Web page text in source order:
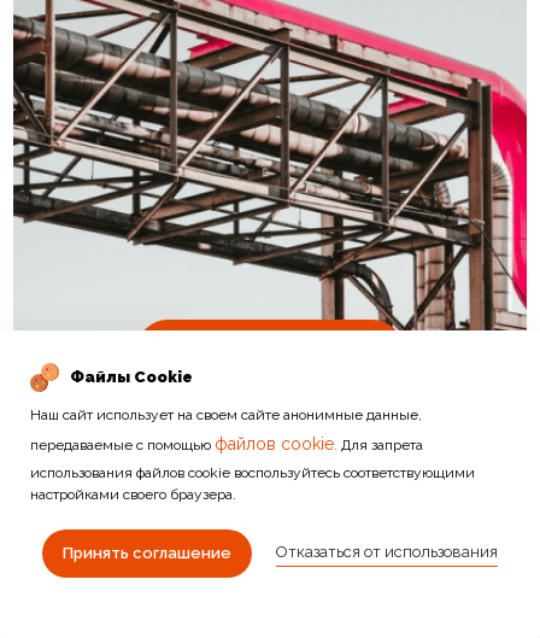
ДРУГИЕ КАТЕГОРИИ
Файлы Cookie
Наш сайт использует на своем сайте анонимные данные,
передаваемые с помощью файлов cookie. Для запрета
использования файлов cookie воспользуйтесь соответствующими
настройками своего браузера.
Отказаться от использования
Принять соглашение